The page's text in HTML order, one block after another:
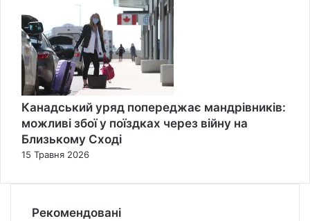
Канадський уряд попереджає мандрівників:
можливі збої у поїздках через війну на
Близькому Сході
15 Травня 2026
Рекомендовані